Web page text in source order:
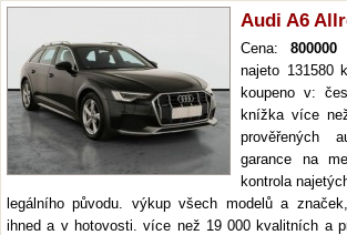
Audi A6
Cena: 800000
najeto 131580
koupeno v:
knížka více
prověřených
garance na
kontrola
legálního původu. výkup všech modelů a
ihned a v hotovosti. více než 19 000 kvalitních a